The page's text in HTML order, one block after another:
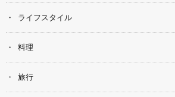
ライフスタイル
料理
旅行